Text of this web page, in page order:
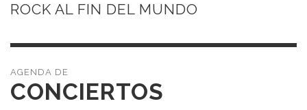
ROCK AL FIN DEL MUNDO
CONCIERTOS